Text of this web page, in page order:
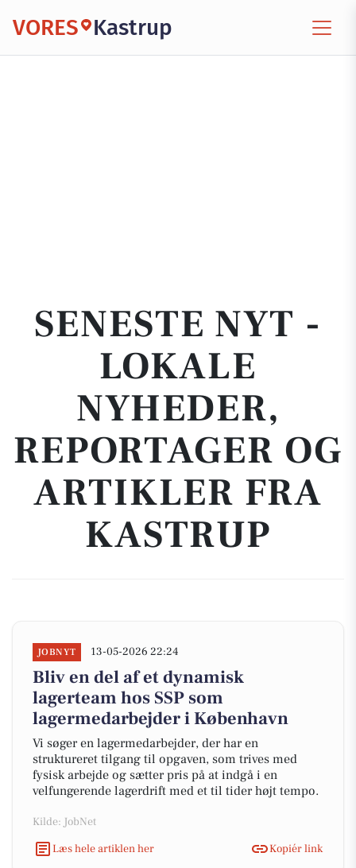
VORES Kastrup
SENESTE NYT -
LOKALE
NYHEDER,
REPORTAGER OG
ARTIKLER FRA
KASTRUP
JOBNYT 13-05-2026 22:24
Bliv en del af et dynamisk
lagerteam hos SSP som
lagermedarbejder i København
Vi søger en lagermedarbejder, der har en
struktureret tilgang til opgaven, som trives med
fysisk arbejde og sætter pris på at indgå i en
velfungerende lagerdrift med et til tider højt tempo.
Kilde: JobNet
Læs hele artiklen her
Kopiér link